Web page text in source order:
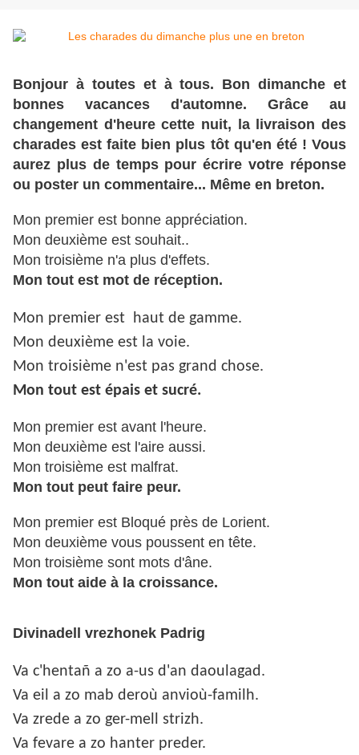
Bonjour à toutes et à tous. Bon dimanche et
bonnes vacances d'automne. Grâce au
changement d'heure cette nuit, la livraison des
charades est faite bien plus tôt qu'en été ! Vous
aurez plus de temps pour écrire votre réponse
ou poster un commentaire... Même en breton.
Mon premier est bonne appréciation.
Mon deuxième est souhait..
Mon troisième n'a plus d'effets.
Mon tout est mot de réception.
Mon premier est haut de gamme.
Mon deuxième est la voie.
Mon troisième n'est pas grand chose.
Mon tout est épais et sucré.
Mon premier est avant l'heure.
Mon deuxième est l'aire aussi.
Mon troisième est malfrat.
Mon tout peut faire peur.
Mon premier est Bloqué près de Lorient.
Mon deuxième vous poussent en tête.
Mon troisième sont mots d'âne.
Mon tout aide à la croissance.
Divinadell vrezhonek Padrig
Va c'hentañ a zo a-us d'an daoulagad.
Va eil a zo mab deroù anvioù-familh.
Va zrede a zo ger-mell strizh.
Va fevare a zo hanter preder.